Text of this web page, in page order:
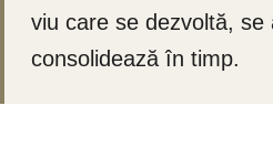
viu care se dezvoltă, se
consolidează în timp.